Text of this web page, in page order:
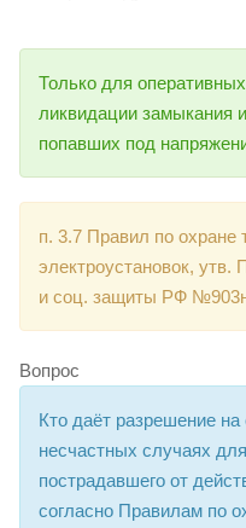
Только для
ликвидации замыкания
попавших под
п. 3.7 Правил по охране
электроустановок, утв.
и соц. защиты РФ
Вопрос
Кто даёт разрешение
несчастных случаях
пострадавшего от
согласно Правилам по